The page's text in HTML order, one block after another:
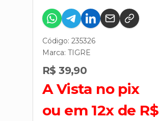
Código: 235326
Marca: TIGRE
R$ 39,90
A Vista no pix
ou em 12x de R$